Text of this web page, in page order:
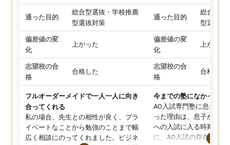
通った目的
総合型選抜・学校推薦
型選抜対策
偏差値の変
化
上がった
志望校の合
格
合格した
フルオーダーメイドで一人一人に向き
合ってくれる
私の場合、先生との相性が良く、プラ
イベートなことから勉強のことまで幅
広く相談にのってくれました。ビジネ
通った目的
総合型選
型選抜対
偏差値の変
化
上がった
志望校の合
格
合格した
今までの塾になかった
AO入試専門塾に息子を
った理由は、息子が高校
への入試に入る時期に差
に、AO入試の存在を息